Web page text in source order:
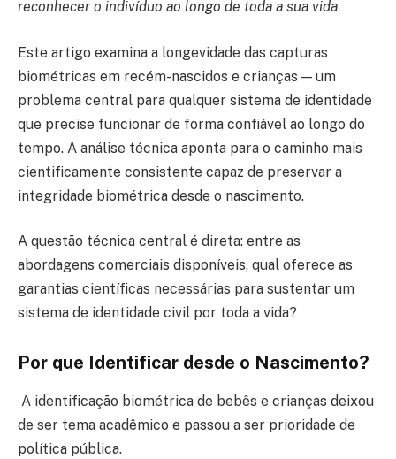
reconhecer o indivíduo ao longo de toda a sua vida
Este artigo examina a longevidade das capturas
biométricas em recém-nascidos e crianças — um
problema central para qualquer sistema de identidade
que precise funcionar de forma confiável ao longo do
tempo. A análise técnica aponta para o caminho mais
cientificamente consistente capaz de preservar a
integridade biométrica desde o nascimento.
A questão técnica central é direta: entre as
abordagens comerciais disponíveis, qual oferece as
garantias científicas necessárias para sustentar um
sistema de identidade civil por toda a vida?
Por que Identificar desde o Nascimento?
A identificação biométrica de bebês e crianças deixou
de ser tema acadêmico e passou a ser prioridade de
política pública.